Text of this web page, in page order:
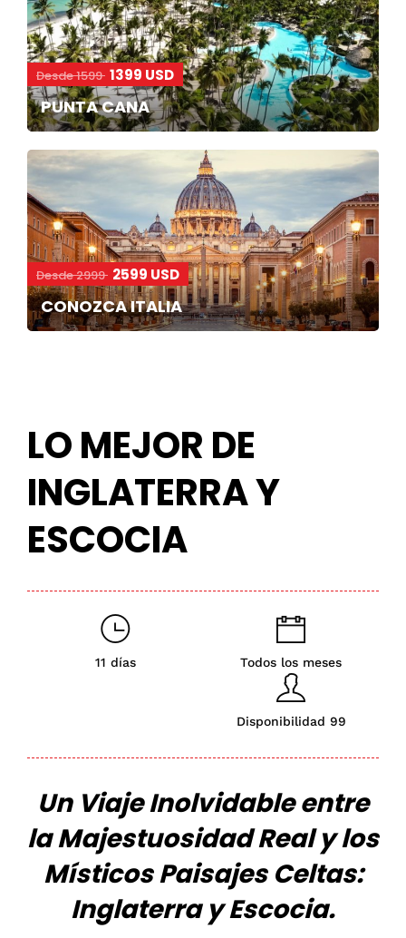
Desde 1599 1399 USD
PUNTA CANA
Desde 2999 2599 USD
CONOZCA ITALIA
LO MEJOR DE
INGLATERRA Y
ESCOCIA
11 días Todos los meses
Disponibilidad 99
Un Viaje Inolvidable entre
la Majestuosidad Real y los
Místicos Paisajes Celtas:
Inglaterra y Escocia.